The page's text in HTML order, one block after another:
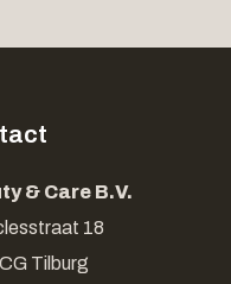
& Care B.V.
18
Tilburg